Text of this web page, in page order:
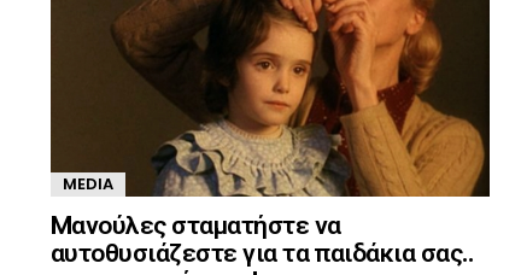
MEDIA
Mανούλες σταματήστε να
αυτοθυσιάζεστε για τα παιδάκια σας..